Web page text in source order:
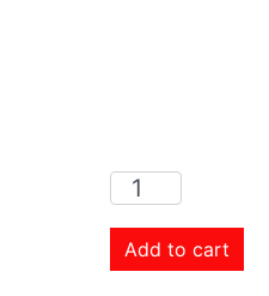
Cortina
Sunscreen
1%
Add to cart